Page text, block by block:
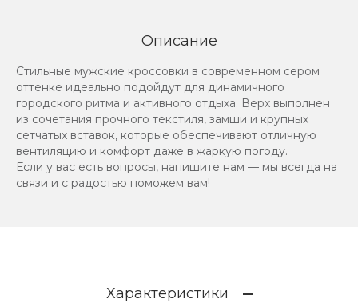
Описание
Стильные мужские кроссовки в современном сером
оттенке идеально подойдут для динамичного
городского ритма и активного отдыха. Верх выполнен
из сочетания прочного текстиля, замши и крупных
сетчатых вставок, которые обеспечивают отличную
вентиляцию и комфорт даже в жаркую погоду.
Если у вас есть вопросы, напишите нам — мы всегда на
связи и с радостью поможем вам!
Характеристики